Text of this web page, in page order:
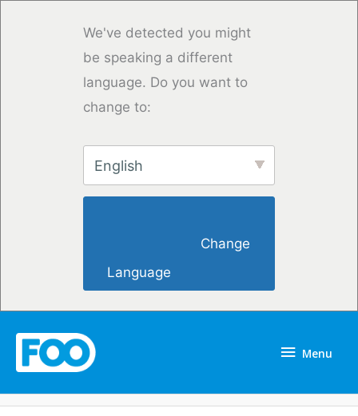
We've detected you might
be speaking a different
language. Do you want to
change to:
English
Language
Menu